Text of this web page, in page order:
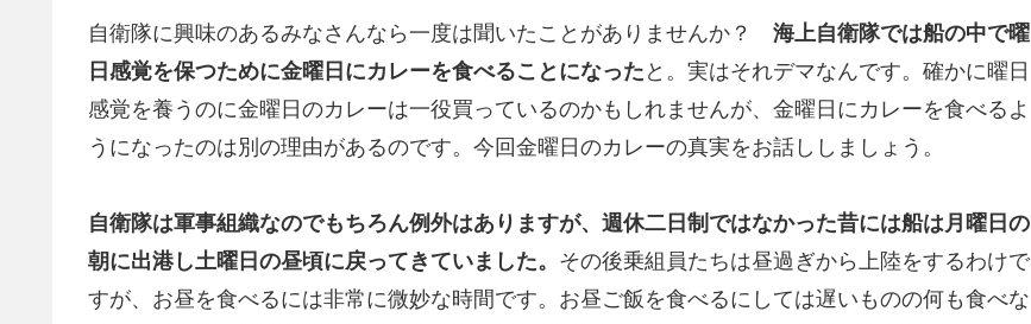
自衛隊に興味のあるみなさんなら一度は聞いたことがありませんか？ 海上自衛隊では船の中で曜
日感覚を保つために金曜日にカレーを食べることになった と。実はそれデマなんです。確かに曜日
感覚を養うのに金曜日のカレーは一役買っているのかもしれませんが、金曜日にカレーを食べるよ
うになったのは別の理由があるのです。今回金曜日のカレーの真実をお話ししましょう。
自衛隊は軍事組織なのでもちろん例外はありますが、週休二日制ではなかった昔には船は月曜日の
朝に出港し土曜日の昼頃に戻ってきていました。 その後乗組員たちは昼過ぎから上陸をするわけで
すが、お昼を食べるには非常に微妙な時間です。お昼ご飯を食べるにしては遅いものの何も食べな